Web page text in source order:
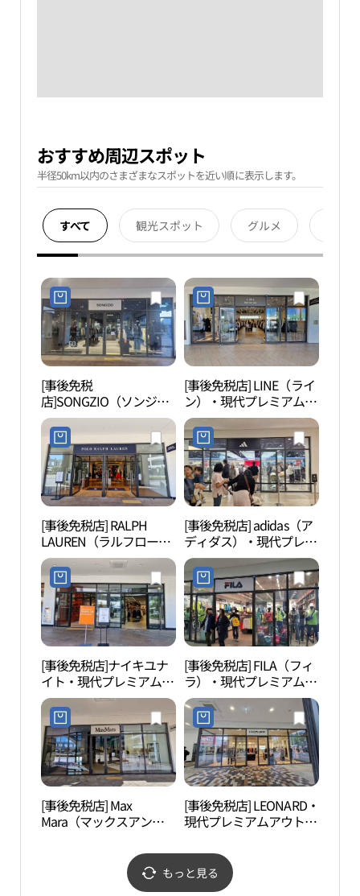
おすすめ周辺スポット
半径50km以内のさまざまなスポットを近い順に表示します。
すべて 観光スポット グルメ
[事後免税
店]SONGZIO（ソンジ
オ）・現代プレミアムア
ウトレットキンポ（金
浦）店(송지오 현대프리
미엄아울렛 김포점)
[事後免税店] LINE（ライ
ン）・現代プレミアムア
ウトレットキンポ（金
浦）店(라인 현대프리미
엄아울렛 김포점)
[事後免税店] RALPH
LAUREN（ラルフローレ
ン）・現代プレミアムア
ウトレットキンポ（金
浦）店(폴로랄프로렌 현
대프리미엄아울렛 김포
점)
[事後免税店] adidas（ア
ディダス）・現代プレミ
アムアウトレットキンポ
（金浦）店(아디다스 현
대프리미엄아울렛 김포
점)
[事後免税店]ナイキユナ
イト・現代プレミアムア
ウトレットキンポ（金
浦）店(나이키유나이트
현대프리미엄아울렛 김
포점)
[事後免税店] FILA（フィ
ラ）・現代プレミアムア
ウトレットキンポ（金
浦）店(휠라 현대프리미
엄아울렛 김포점)
[事後免税店] Max
Mara（マックスアンド
ラ）・現代プレミアムア
ウトレットキンポ（金
浦）店(막스마라 현대프
[事後免税店] LEONARD・
現代プレミアムアウトレ
(레오나드 현대프리미엄
아울렛 김포점)
もっと見る